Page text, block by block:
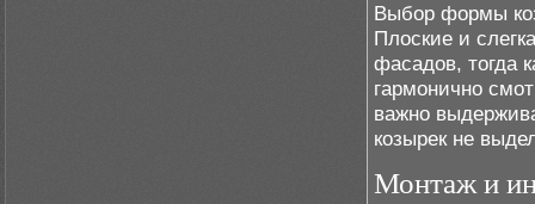
Выбор формы
Плоские и
фасадов, тогда
гармонично
важно
козырек не
Монтаж и